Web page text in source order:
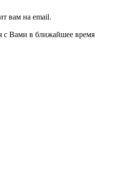
вам на email.
с Вами в ближайшее время